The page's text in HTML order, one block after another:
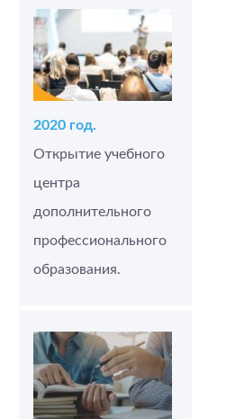
2020 год.
Открытие учебного
центра
дополнительного
профессионального
образования.